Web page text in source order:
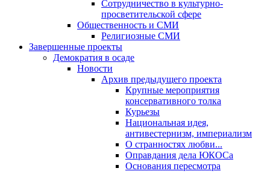
Сотрудничество в культурно-
просветительской сфере
Общественность и СМИ
Религиозные СМИ
Завершенные проекты
Демократия в осаде
Новости
Архив предыдущего проекта
Крупные мероприятия
консервативного толка
Курьезы
Национальная идея,
антивестернизм, империализм
О странностях любви...
Оправдания дела ЮКОСа
Основания пересмотра